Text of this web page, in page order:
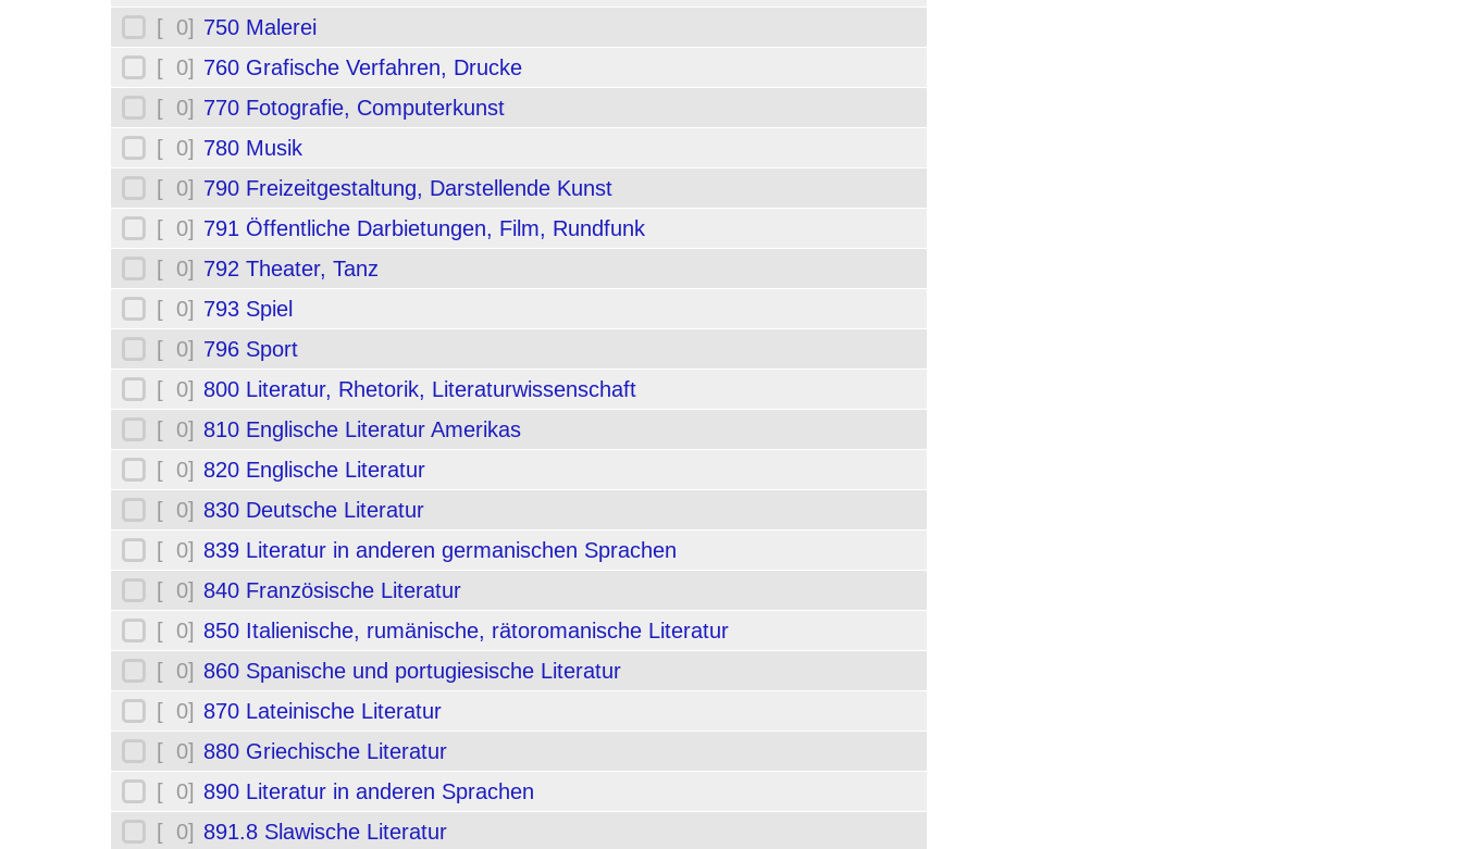
[ 0] 750 Malerei
[ 0] 760 Grafische Verfahren, Drucke
[ 0] 770 Fotografie, Computerkunst
[ 0] 780 Musik
[ 0] 790 Freizeitgestaltung, Darstellende Kunst
[ 0] 791 Öffentliche Darbietungen, Film, Rundfunk
[ 0] 792 Theater, Tanz
[ 0] 793 Spiel
[ 0] 796 Sport
[ 0] 800 Literatur, Rhetorik, Literaturwissenschaft
[ 0] 810 Englische Literatur Amerikas
[ 0] 820 Englische Literatur
[ 0] 830 Deutsche Literatur
[ 0] 839 Literatur in anderen germanischen Sprachen
[ 0] 840 Französische Literatur
[ 0] 850 Italienische, rumänische, rätoromanische Literatur
[ 0] 860 Spanische und portugiesische Literatur
[ 0] 870 Lateinische Literatur
[ 0] 880 Griechische Literatur
[ 0] 890 Literatur in anderen Sprachen
[ 0] 891.8 Slawische Literatur